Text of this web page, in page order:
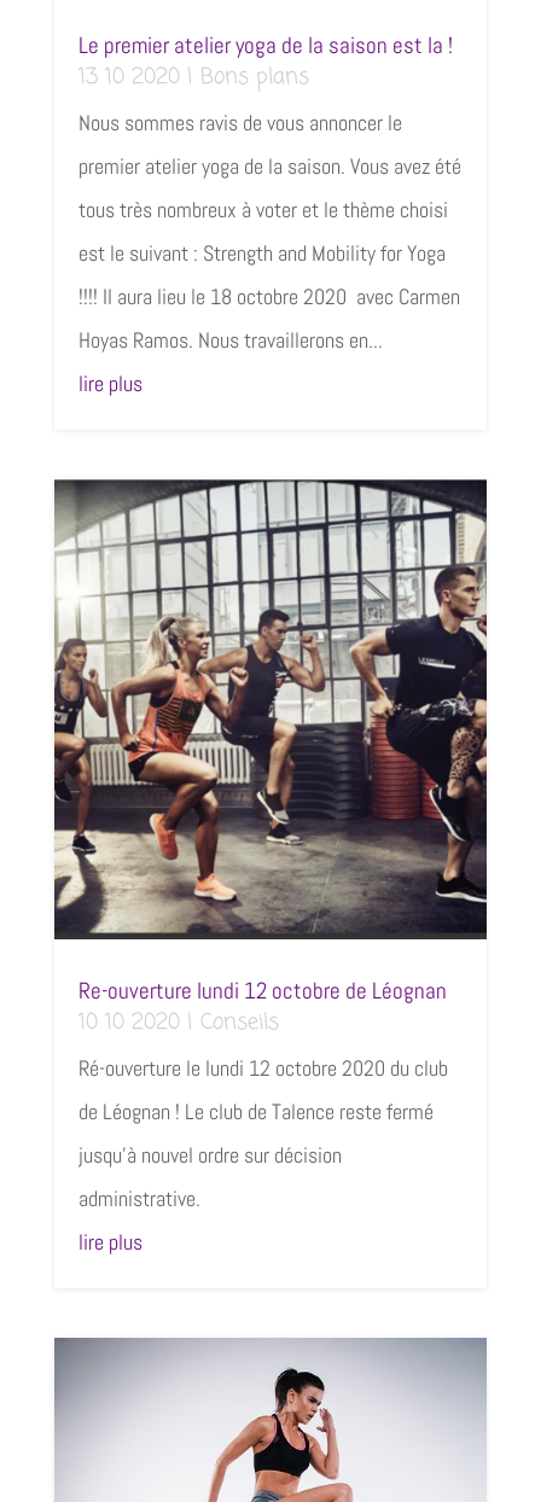
Le premier atelier yoga de la saison est la !
13 10 2020| Bons plans
Nous sommes ravis de vous annoncer le
premier atelier yoga de la saison. Vous avez été
tous très nombreux à voter et le thème choisi
est le suivant : Strength and Mobility for Yoga
!!!! Il aura lieu le 18 octobre 2020 avec Carmen
Hoyas Ramos. Nous travaillerons en...
lire plus
Re-ouverture lundi 12 octobre de Léognan
10 10 2020| Conseils
Ré-ouverture le lundi 12 octobre 2020 du club
de Léognan ! Le club de Talence reste fermé
jusqu’à nouvel ordre sur décision
administrative.
lire plus